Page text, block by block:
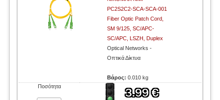
PC2S2C2-SCA-SCA-001
Fiber Optic Patch Cord,
SM 9/125, SC/APC-
SC/APC, LSZH, Duplex
Optical Networks -
Οπτικά Δίκτυα
Βάρος:0.010 kg
Ποσότητα